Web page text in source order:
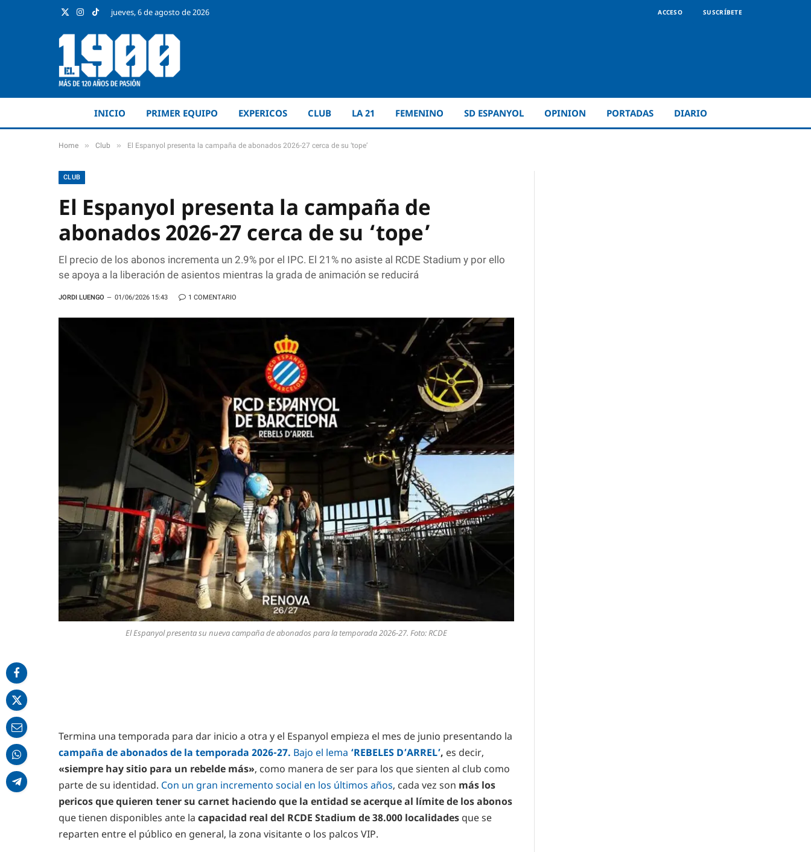
X
Instagram
TikTokjueves, 6 de agosto de 2026 ACCESO SUSCRÍBETE
INICIO PRIMER EQUIPO EXPERICOS CLUB LA 21 FEMENINO SD ESPANYOL OPINION PORTADAS DIARIO
Home » Club » El Espanyol presenta la campaña de abonados 2026-27 cerca de su ‘tope’
CLUB
El Espanyol presenta la campaña de
abonados 2026-27 cerca de su ‘tope’
El precio de los abonos incrementa un 2.9% por el IPC. El 21% no asiste al RCDE Stadium y por ello
se apoya a la liberación de asientos mientras la grada de animación se reducirá
JORDI LUENGO 01/06/2026 15:43 1 COMENTARIO
El Espanyol presenta su nueva campaña de abonados para la temporada 2026-27. Foto: RCDE
Termina una temporada para dar inicio a otra y el Espanyol empieza el mes de junio presentando la
campaña de abonados de la temporada 2026-27. Bajo el lema ‘REBELES D’ARREL’, es decir,
«siempre hay sitio para un rebelde más», como manera de ser para los que sienten al club como
parte de su identidad. Con un gran incremento social en los últimos años, cada vez son más los
pericos que quieren tener su carnet haciendo que la entidad se acerque al límite de los abonos
que tienen disponibles ante la capacidad real del RCDE Stadium de 38.000 localidades que se
reparten entre el público en general, la zona visitante o los palcos VIP.